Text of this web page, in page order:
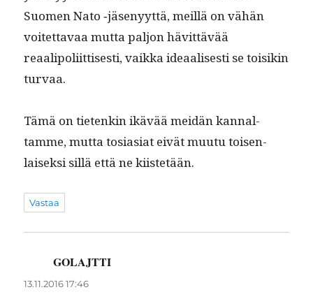
Suomen Nato ‑jäsenyyt­tä, meil­lä on vähän
voitet­tavaa mut­ta paljon hävit­tävää
reaalipoli­it­tis­es­ti, vaik­ka ideaalis­es­ti se toisikin
turvaa.
Tämä on tietenkin ikävää mei­dän kannal­
tamme, mut­ta tosi­asi­at eivät muu­tu toisen­
laisek­si sil­lä että ne kiistetään.
Vastaa
GOLAJTTI
13.11.2016 17:46